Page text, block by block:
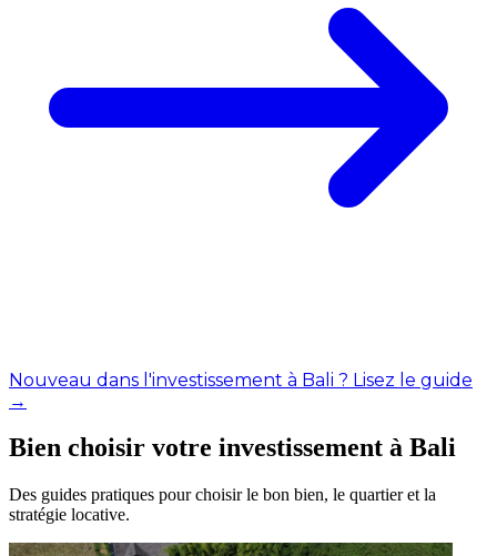
Nouveau dans l'investissement à Bali ? Lisez le guide
→
Bien choisir votre investissement à Bali
Des guides pratiques pour choisir le bon bien, le quartier et la
stratégie locative.